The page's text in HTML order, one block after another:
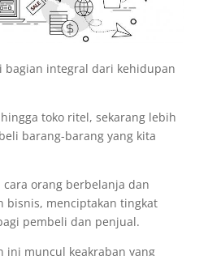
bagian integral dari kehidupan
toko ritel, sekarang lebih
barang-barang yang kita
orang berbelanja dan
bisnis, menciptakan tingkat
pembeli dan penjual.
ini muncul keakraban yang